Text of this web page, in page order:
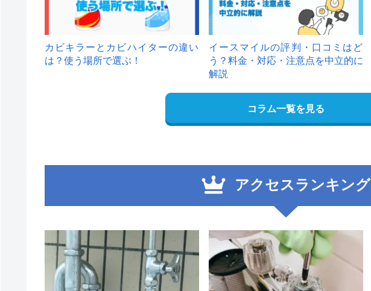
カビキラーとカビハイターの違い
は？使う場所で選ぶ！
イースマイルの評判・口コミはど
う？料金・対応・注意点を中立的に
解説
コラム一覧を見る
アクセスランキング
1 2